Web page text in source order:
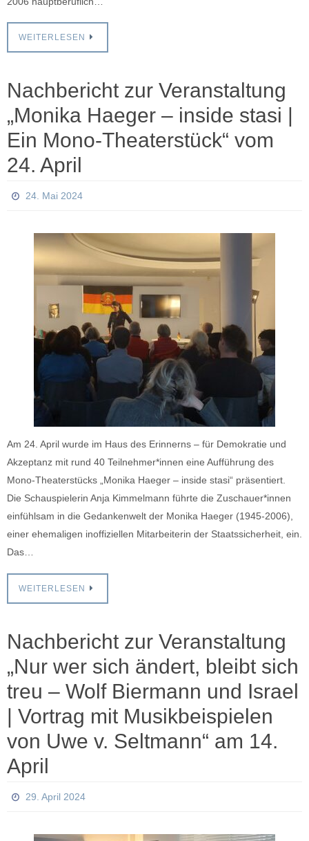
WEITERLESEN
Nachbericht zur Veranstaltung
„Monika Haeger – inside stasi |
Ein Mono-Theaterstück“ vom
24. April
24. Mai 2024
Am 24. April wurde im Haus des Erinnerns – für Demokratie und
Akzeptanz mit rund 40 Teilnehmer*innen eine Aufführung des
Mono-Theaterstücks „Monika Haeger – inside stasi“ präsentiert.
Die Schauspielerin Anja Kimmelmann führte die Zuschauer*innen
einfühlsam in die Gedankenwelt der Monika Haeger (1945-2006),
einer ehemaligen inoffiziellen Mitarbeiterin der Staatssicherheit, ein.
Das…
WEITERLESEN
Nachbericht zur Veranstaltung
„Nur wer sich ändert, bleibt sich
treu – Wolf Biermann und Israel
| Vortrag mit Musikbeispielen
von Uwe v. Seltmann“ am 14.
April
29. April 2024